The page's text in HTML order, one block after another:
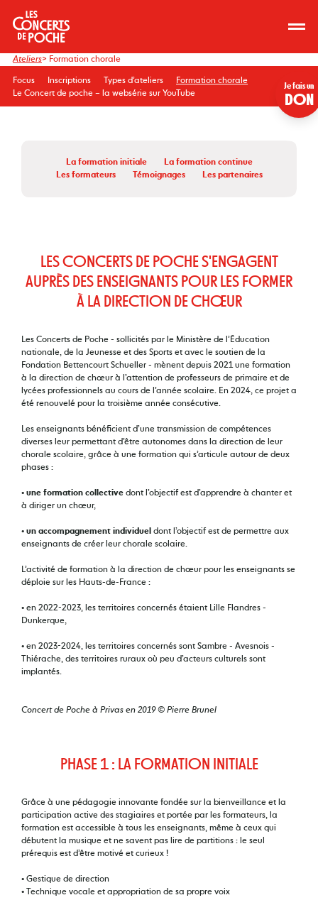
Ateliers> Formation chorale
Focus Inscriptions Types d’ateliers
Formation chorale
Le Concert de poche – la websérie sur YouTube
Je fais un
DON
La formation initiale
La formation continue
Les formateurs
Témoignages Les partenaires
LES CONCERTS DE POCHE S'ENGAGENT
AUPRÈS DES ENSEIGNANTS POUR LES FORMER
À LA DIRECTION DE CHŒUR
Les Concerts de Poche - sollicités par le Ministère de l’Éducation
nationale, de la Jeunesse et des Sports et avec le soutien de la
Fondation Bettencourt Schueller - mènent depuis 2021 une formation
à la direction de chœur à l’attention de professeurs de primaire et de
lycées professionnels au cours de l’année scolaire. En 2024, ce projet a
été renouvelé pour la troisième année consécutive.
Les enseignants bénéficient d’une transmission de compétences
diverses leur permettant d’être autonomes dans la direction de leur
chorale scolaire, grâce à une formation qui s’articule autour de deux
phases :
• une formation collective dont l’objectif est d’apprendre à chanter et
à diriger un chœur,
• un accompagnement individuel dont l’objectif est de permettre aux
enseignants de créer leur chorale scolaire.
L’activité de formation à la direction de chœur pour les enseignants se
déploie sur les Hauts-de-France :
• en 2022-2023, les territoires concernés étaient Lille Flandres -
Dunkerque,
• en 2023-2024, les territoires concernés sont Sambre - Avesnois -
Thiérache, des territoires ruraux où peu d’acteurs culturels sont
implantés.
Concert de Poche à Privas en 2019 © Pierre Brunel
PHASE 1 : LA FORMATION INITIALE
Grâce à une pédagogie innovante fondée sur la bienveillance et la
participation active des stagiaires et portée par les formateurs, la
formation est accessible à tous les enseignants, même à ceux qui
débutent la musique et ne savent pas lire de partitions : le seul
prérequis est d’être motivé et curieux !
• Gestique de direction
• Technique vocale et appropriation de sa propre voix